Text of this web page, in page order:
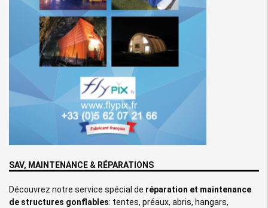
SAV, MAINTENANCE & RÉPARATIONS
Découvrez notre service spécial de réparation et maintenance
de structures gonflables: tentes, préaux, abris, hangars,